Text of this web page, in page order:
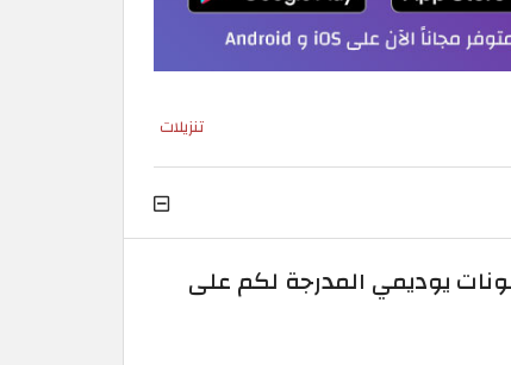
تنزيلات
يوديمي المدرجة لكم على